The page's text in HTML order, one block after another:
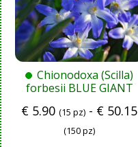
Chionodoxa (Scilla)
forbesii BLUE GIANT
€ 5.90 (15 pz) - € 50.15
(150 pz)